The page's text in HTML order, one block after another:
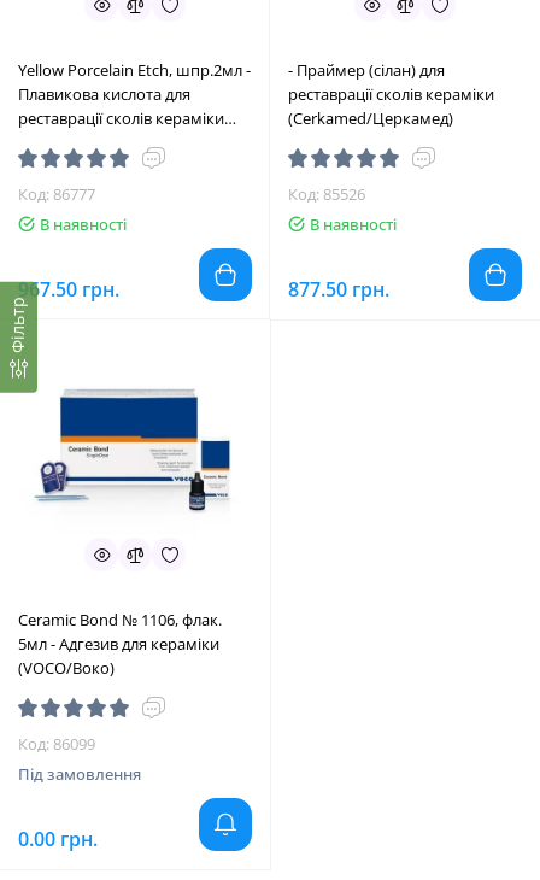
Фільтр
Yellow Porcelain Etch, шпр.2мл -
Плавикова кислота для
реставрації сколів кераміки
(Cerkamed/Церкамед)
Код: 86777
В наявності
967.50 грн.
- Праймер (сілан) для
реставрації сколів кераміки
(Cerkamed/Церкамед)
Код: 85526
В наявності
877.50 грн.
Ceramic Bond № 1106, флак.
5мл - Адгезив для кераміки
(VOCO/Воко)
Код: 86099
Під замовлення
0.00 грн.